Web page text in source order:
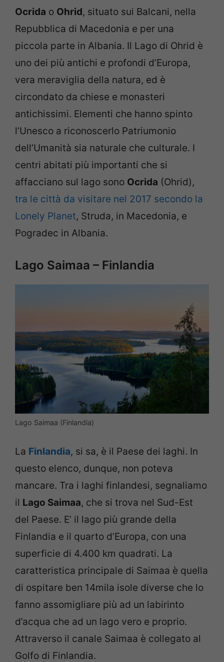
Ocrida o Ohrid, situato sui Balcani, nella
Repubblica di Macedonia e per una
piccola parte in Albania. Il Lago di Ohrid è
uno dei più antichi e profondi d’Europa,
vera meraviglia della natura, ed è
circondato da chiese e monasteri
antichissimi. Elementi che hanno spinto
l’Unesco a riconoscerlo Patriumonio
dell’Umanità sia naturale che culturale. I
centri abitati più importanti che si
affacciano sul lago sono Ocrida (Ohrid),
tra le città da visitare nel 2017 secondo la
Lonely Planet, Struda, in Macedonia, e
Pogradec in Albania.
Lago Saimaa – Finlandia
Lago Saimaa (Finlandia)
La Finlandia, si sa, è il Paese dei laghi. In
questo elenco, dunque, non poteva
mancare. Tra i laghi finlandesi, segnaliamo
il Lago Saimaa, che si trova nel Sud-Est
del Paese. E’ il lago più grande della
Finlandia e il quarto d’Europa, con una
superficie di 4.400 km quadrati. La
caratteristica principale di Saimaa è quella
di ospitare ben 14mila isole diverse che lo
fanno assomigliare più ad un labirinto
d’acqua che ad un lago vero e proprio.
Attraverso il canale Saimaa è collegato al
Golfo di Finlandia.